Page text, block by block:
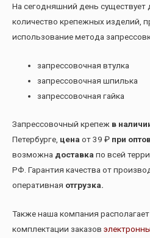
На сегодняшний день существует
количество крепежных изделий,
использование метода
запрессовочная втулка
запрессовочная шпилька
запрессовочная гайка
Запрессовочный крепеж в
Петербурге, цена от 39 ₽ при
возможна доставка по всей
РФ. Гарантия качества от
оперативная отгрузка.
Также наша компания
комплектации заказов